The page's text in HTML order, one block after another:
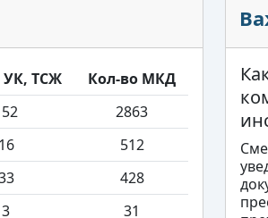
УК, ТСЖ
Кол-во МКД
2863
16
512
428
3
31